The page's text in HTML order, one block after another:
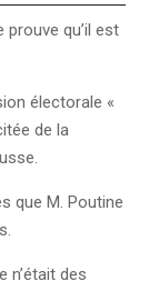
qu’il est
électorale «
de la
que M. Poutine
n’était des